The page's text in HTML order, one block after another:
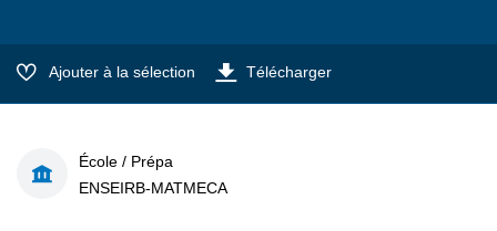
Ajouter à la sélection Télécharger
École / Prépa
ENSEIRB-MATMECA